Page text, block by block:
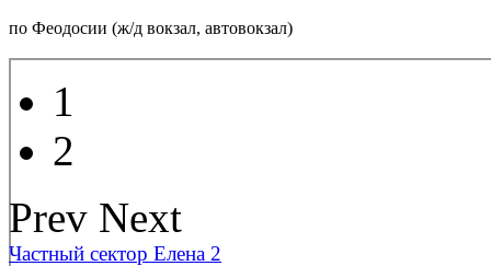
по Феодосии (ж/д вокзал, автовокзал)
1
2
Prev Next
Частный сектор Елена 2